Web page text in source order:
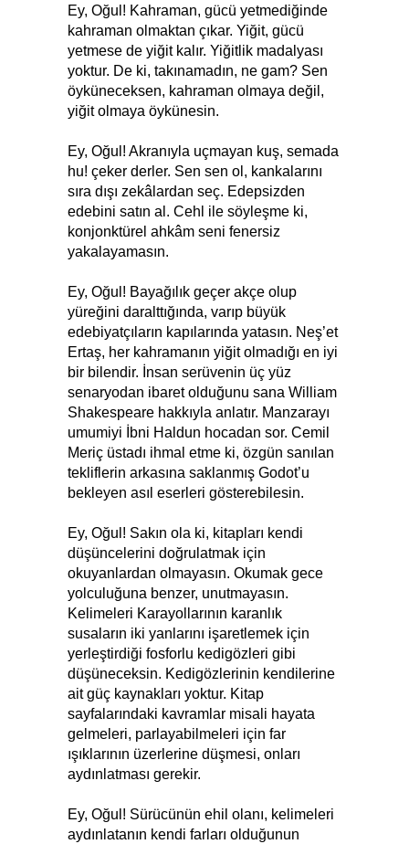
Ey, Oğul! Kahraman, gücü yetmediğinde
kahraman olmaktan çıkar. Yiğit, gücü
yetmese de yiğit kalır. Yiğitlik madalyası
yoktur. De ki, takınamadın, ne gam? Sen
öyküneceksen, kahraman olmaya değil,
yiğit olmaya öykünesin.
Ey, Oğul! Akranıyla uçmayan kuş, semada
hu! çeker derler. Sen sen ol, kankalarını
sıra dışı zekâlardan seç. Edepsizden
edebini satın al. Cehl ile söyleşme ki,
konjonktürel ahkâm seni fenersiz
yakalayamasın.
Ey, Oğul! Bayağılık geçer akçe olup
yüreğini daralttığında, varıp büyük
edebiyatçıların kapılarında yatasın. Neş’et
Ertaş, her kahramanın yiğit olmadığı en iyi
bir bilendir. İnsan serüvenin üç yüz
senaryodan ibaret olduğunu sana William
Shakespeare hakkıyla anlatır. Manzarayı
umumiyi İbni Haldun hocadan sor. Cemil
Meriç üstadı ihmal etme ki, özgün sanılan
tekliflerin arkasına saklanmış Godot’u
bekleyen asıl eserleri gösterebilesin.
Ey, Oğul! Sakın ola ki, kitapları kendi
düşüncelerini doğrulatmak için
okuyanlardan olmayasın. Okumak gece
yolculuğuna benzer, unutmayasın.
Kelimeleri Karayollarının karanlık
susaların iki yanlarını işaretlemek için
yerleştirdiği fosforlu kedigözleri gibi
düşüneceksin. Kedigözlerinin kendilerine
ait güç kaynakları yoktur. Kitap
sayfalarındaki kavramlar misali hayata
gelmeleri, parlayabilmeleri için far
ışıklarının üzerlerine düşmesi, onları
aydınlatması gerekir.
Ey, Oğul! Sürücünün ehil olanı, kelimeleri
aydınlatanın kendi farları olduğunun